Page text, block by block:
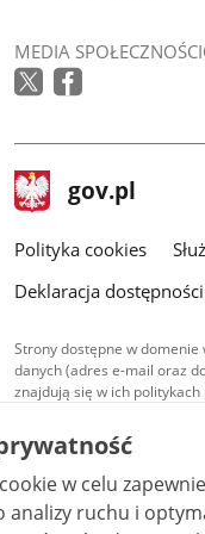
MEDIA
stopka
gov.pl Strona
gov.pl
gov.pl
Polityka cookies
Deklaracja
Strony dostępne w
danych (adres e-mail oraz
znajdują się w ich
Treści
udostępniane
warunkach
są
bez utworów
w celu
ruchu i optymalizacji